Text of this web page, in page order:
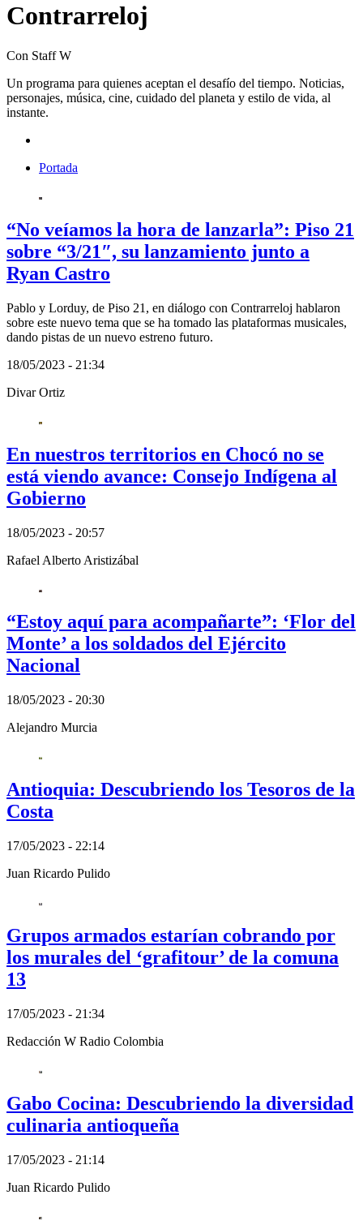
Contrarreloj
Con Staff W
Un programa para quienes aceptan el desafío del tiempo. Noticias,
personajes, música, cine, cuidado del planeta y estilo de vida, al
instante.
Portada
“No veíamos la hora de lanzarla”: Piso 21
sobre “3/21″, su lanzamiento junto a
Ryan Castro
Pablo y Lorduy, de Piso 21, en diálogo con Contrarreloj hablaron
sobre este nuevo tema que se ha tomado las plataformas musicales,
dando pistas de un nuevo estreno futuro.
18/05/2023 - 21:34
Divar Ortiz
En nuestros territorios en Chocó no se
está viendo avance: Consejo Indígena al
Gobierno
18/05/2023 - 20:57
Rafael Alberto Aristizábal
“Estoy aquí para acompañarte”: ‘Flor del
Monte’ a los soldados del Ejército
Nacional
18/05/2023 - 20:30
Alejandro Murcia
Antioquia: Descubriendo los Tesoros de la
Costa
17/05/2023 - 22:14
Juan Ricardo Pulido
Grupos armados estarían cobrando por
los murales del ‘grafitour’ de la comuna
13
17/05/2023 - 21:34
Redacción W Radio Colombia
Gabo Cocina: Descubriendo la diversidad
culinaria antioqueña
17/05/2023 - 21:14
Juan Ricardo Pulido